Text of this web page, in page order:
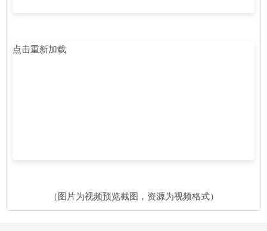
点击重新加载
（图片为视频预览截图，资源为视频格式）